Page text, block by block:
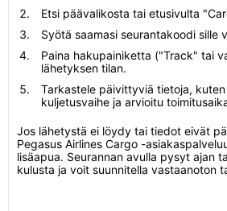
Etsi päävalikosta tai etusivulta
Syötä saamasi seurantakoodi sille
Paina hakupainiketta ("Track" tai
lähetyksen tilan.
Tarkastele päivittyviä tietoja,
kuljetusvaihe ja arvioitu
Jos lähetystä ei löydy tai tiedot eivät
Pegasus Airlines Cargo -
lisäapua. Seurannan avulla pysyt ajan
kulusta ja voit suunnitella vastaanoton